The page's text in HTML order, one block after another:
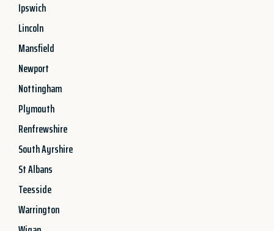
Ipswich
Lincoln
Mansfield
Newport
Nottingham
Plymouth
Renfrewshire
South Ayrshire
St Albans
Teesside
Warrington